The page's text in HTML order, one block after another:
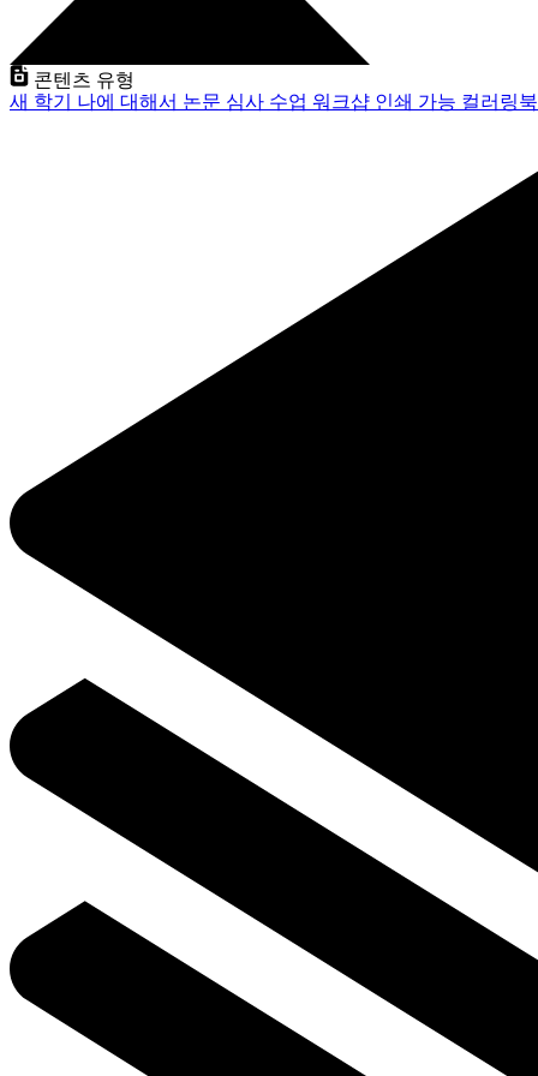
콘텐츠 유형
새 학기 나에 대해서 논문 심사 수업 워크샵 인쇄 가능 컬러링북